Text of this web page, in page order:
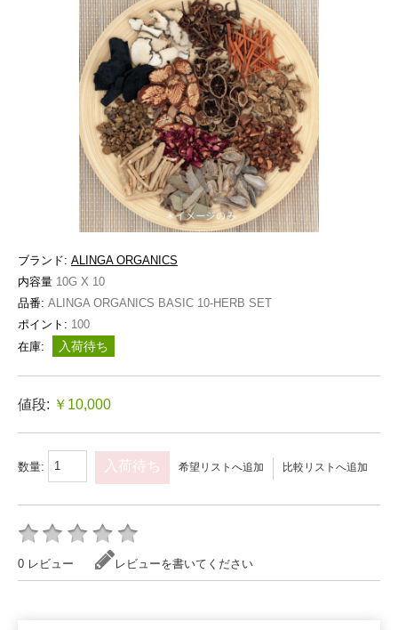
ブランド: ALINGA ORGANICS
内容量 10G X 10
品番: ALINGA ORGANICS BASIC 10-HERB SET
ポイント: 100
在庫:
入荷待ち
値段: ￥10,000
数量: 入荷待ち 希望リストへ追加 比較リストへ追加
0 レビュー レビューを書いてください